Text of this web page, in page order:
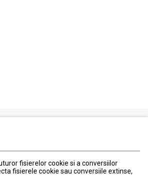
fisierelor cookie si a conversiilor
fisierele cookie sau conversiile extinse,
40 50 900